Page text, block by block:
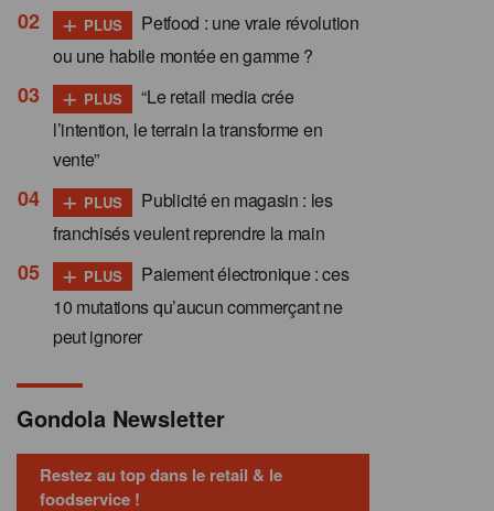
+ PLUS
Petfood : une vraie révolution
ou une habile montée en gamme ?
+ PLUS
“Le retail media crée
l’intention, le terrain la transforme en
vente”
+ PLUS
Publicité en magasin : les
franchisés veulent reprendre la main
+ PLUS
Paiement électronique : ces
10 mutations qu’aucun commerçant ne
peut ignorer
Gondola Newsletter
Restez au top dans le retail & le
foodservice !